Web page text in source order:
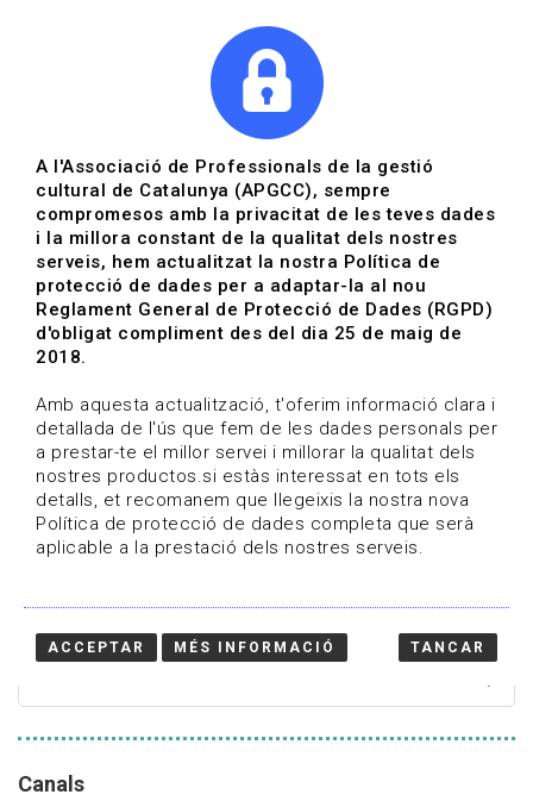
Actualitza't
Vols estar al dia?
HOME / BLOG
Estigues al dia
Convocatòries, activitats i notícies del sector de la
cultura.
Canals
A l'Associació de Professionals de la gestió
cultural de Catalunya (APGCC), sempre
compromesos amb la privacitat de les teves dades
i la millora constant de la qualitat dels nostres
serveis, hem actualitzat la nostra Política de
protecció de dades per a adaptar-la al nou
Reglament General de Protecció de Dades (RGPD)
d'obligat compliment des del dia 25 de maig de
2018.
Amb aquesta actualització, t'oferim informació clara i
detallada de l'ús que fem de les dades personals per
a prestar-te el millor servei i millorar la qualitat dels
nostres productos.si estàs interessat en tots els
detalls, et recomanem que llegeixis la nostra nova
Política de protecció de dades completa que serà
aplicable a la prestació dels nostres serveis.
ACCEPTAR MÉS INFORMACIÓ TANCAR